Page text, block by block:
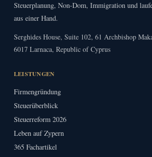
Steuerplanung, Non-Dom, Immigration und
aus einer Hand.
Serghides House, Suite 102, 61 Archbishop
6017 Larnaca, Republic of Cyprus
LEISTUNGEN
Firmengründung
Steuerüberblick
Steuerreform 2026
Leben auf Zypern
365 Fachartikel